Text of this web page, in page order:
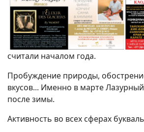
считали началом года.
Пробуждение природы,
вкусов... Именно в марте
после зимы.
Активность во всех сферах